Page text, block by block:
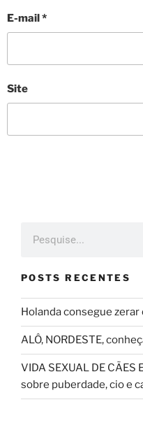
E-mail*
Site
POSTS RECENTES
Holanda consegue
ALÔ, NORDESTE,
VIDA SEXUAL DE CÃES
sobre puberdade, cio e